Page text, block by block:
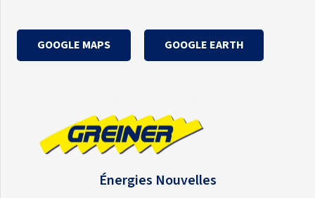
GOOGLE MAPS GOOGLE EARTH
Énergies Nouvelles